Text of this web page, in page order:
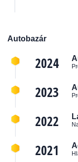
Autobazár
2024
2023
2022
2021